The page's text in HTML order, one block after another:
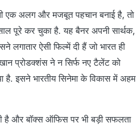
एक अलग और मजबूत पहचान बनाई है, तो
पूरे कर चुका है. यह बैनर अपनी सार्थक,
ऐसी फिल्में दी हैं जो भारत ही
प्रोडक्शंस ने न सिर्फ नए टैलेंट को
है. इसने भारतीय सिनेमा के विकास में अहम
है और बॉक्स ऑफिस पर भी बड़ी सफलता